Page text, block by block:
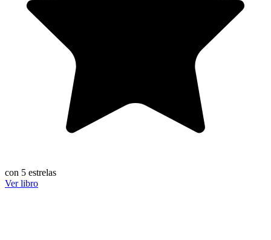
con 5 estrelas
Ver libro